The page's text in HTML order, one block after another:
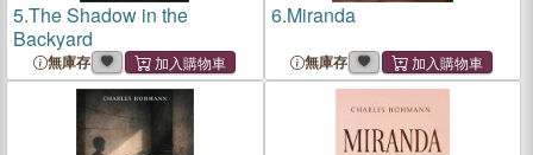
5.The Shadow in the
Backyard
無庫存
6.Miranda
無庫存